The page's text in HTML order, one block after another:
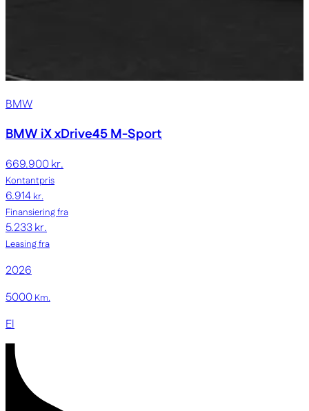
BMW
BMW iXxDrive45 M-Sport
669.900 kr.
Kontantpris
6.914kr.
Finansiering fra
5.233 kr.
Leasing fra
2026
5000Km.
El